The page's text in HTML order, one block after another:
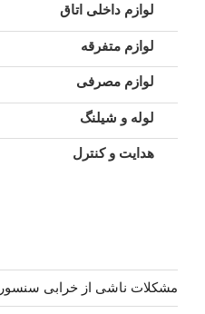
لوازم داخلی اتاق
لوازم متفرقه
لوازم مصرفی
لوله و شیلنگ
هدایت و کنترل
مشکلات ناشی از خرابی